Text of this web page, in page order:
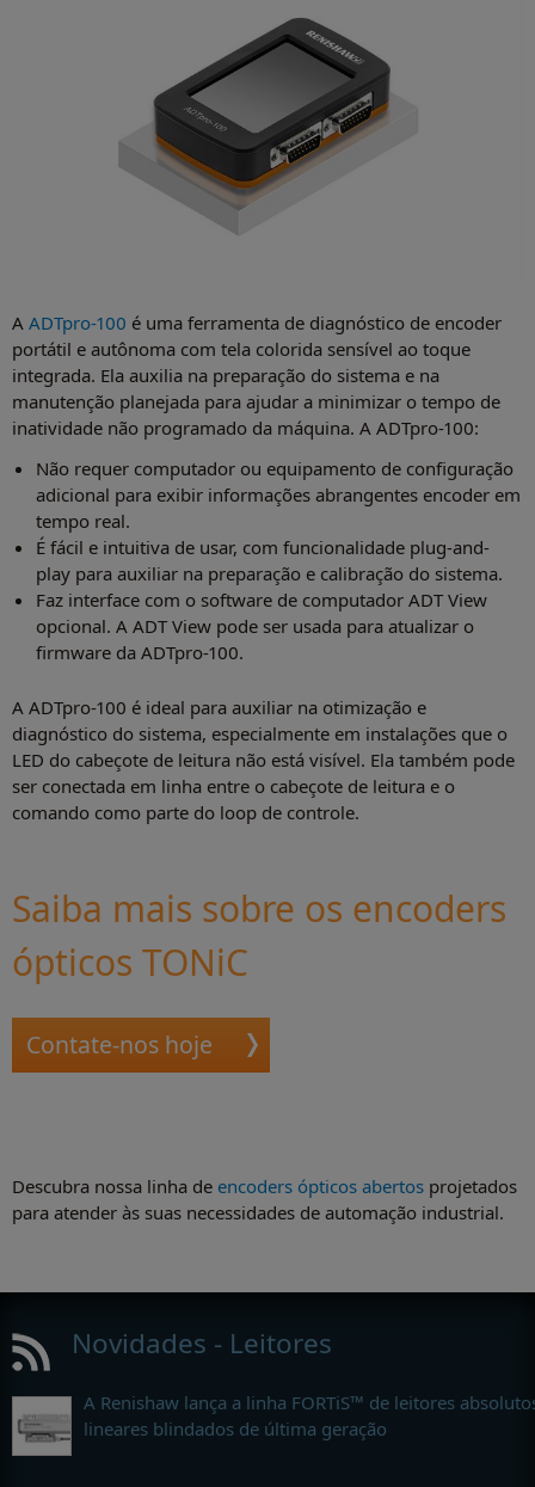
A ADTpro-100 é uma ferramenta de diagnóstico de encoder
portátil e autônoma com tela colorida sensível ao toque
integrada. Ela auxilia na preparação do sistema e na
manutenção planejada para ajudar a minimizar o tempo de
inatividade não programado da máquina. A ADTpro-100:
Não requer computador ou equipamento de configuração
adicional para exibir informações abrangentes encoder em
tempo real.
É fácil e intuitiva de usar, com funcionalidade plug-and-
play para auxiliar na preparação e calibração do sistema.
Faz interface com o software de computador ADT View
opcional. A ADT View pode ser usada para atualizar o
firmware da ADTpro-100.
A ADTpro-100 é ideal para auxiliar na otimização e
diagnóstico do sistema, especialmente em instalações que o
LED do cabeçote de leitura não está visível. Ela também pode
ser conectada em linha entre o cabeçote de leitura e o
comando como parte do loop de controle.
Saiba mais sobre os encoders
ópticos TONiC
Contate-nos hoje
Descubra nossa linha de encoders ópticos abertos projetados
para atender às suas necessidades de automação industrial.
Novidades - Leitores
A Renishaw lança a linha FORTiS™ de leitores
lineares blindados de última geração